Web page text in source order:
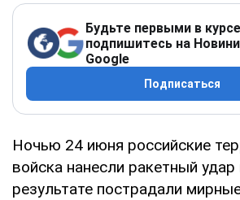
Будьте первыми в
подпишитесь на
Google
Подписаться
Ночью 24 июня российские
войска нанесли ракетный
результате пострадали